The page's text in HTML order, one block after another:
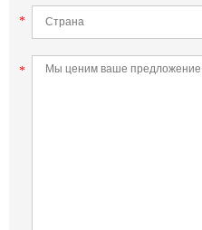
*
*